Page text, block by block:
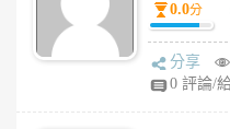
0.0分
分享
0 評論/